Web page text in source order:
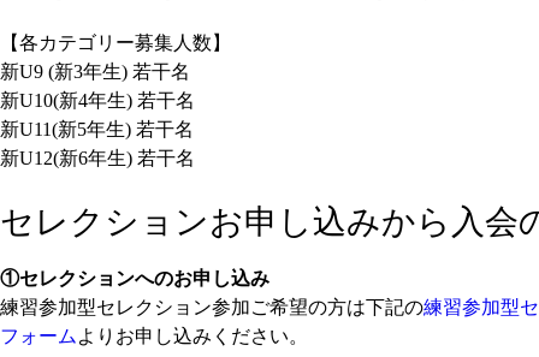
【各カテゴリー募集人数】
新U9 (新3年生) 若干名
新U10(新4年生) 若干名
新U11(新5年生) 若干名
新U12(新6年生) 若干名
セレクションお申し込みから入会
①セレクションへのお申し込み
練習参加型セレクション参加ご希望の方は下記の練習参加型
フォーム よりお申し込みください。